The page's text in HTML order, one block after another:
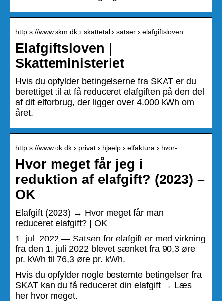
http s://www.skm.dk › skattetal › satser › elafgiftsloven
Elafgiftsloven |
Skatteministeriet
Hvis du opfylder betingelserne fra SKAT er du
berettiget til at få reduceret elafgiften på den del
af dit elforbrug, der ligger over 4.000 kWh om
året.
http s://www.ok.dk › privat › hjaelp › elfaktura › hvor-…
Hvor meget får jeg i
reduktion af elafgift? (2023) –
OK
Elafgift (2023) → Hvor meget får man i
reduceret elafgift? | OK
1. jul. 2022 — Satsen for elafgift er med virkning
fra den 1. juli 2022 blevet sænket fra 90,3 øre
pr. kWh til 76,3 øre pr. kWh.
Hvis du opfylder nogle bestemte betingelser fra
SKAT kan du få reduceret din elafgift → Læs
her hvor meget.